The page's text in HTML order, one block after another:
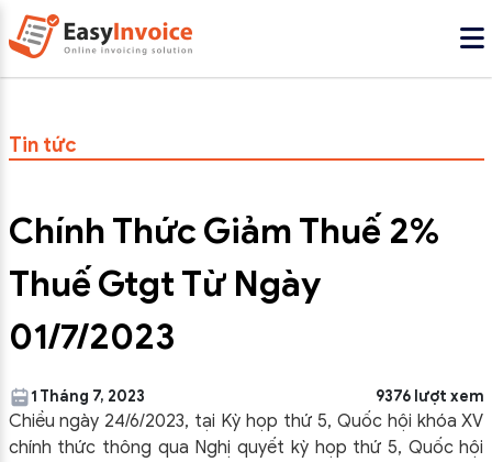
Tin tức
Chính Thức Giảm Thuế 2%
Thuế Gtgt Từ Ngày
01/7/2023
1 Tháng 7, 2023 9376 lượt xem
Chiều ngày 24/6/2023, tại Kỳ họp thứ 5, Quốc hội khóa XV
chính thức thông qua Nghị quyết kỳ họp thứ 5, Quốc hội